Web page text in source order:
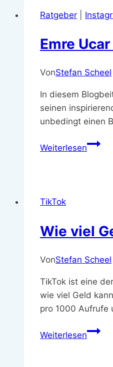
Ein
Ratgeber
Emre
VonStefan Scheel
In diesem
seinen
unbedingt einen
WeiterlesenEmre
TikTok
Wie viel
VonStefan Scheel
TikTok ist eine
wie viel Geld
pro 1000 Aufrufe
WeiterlesenWie